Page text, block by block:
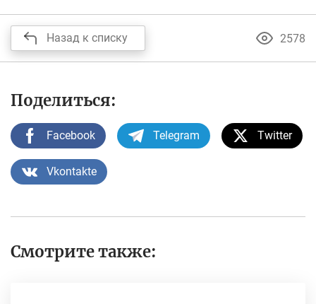
Назад к списку 2578
Поделиться:
Facebook Telegram Twitter
Vkontakte
Смотрите также: